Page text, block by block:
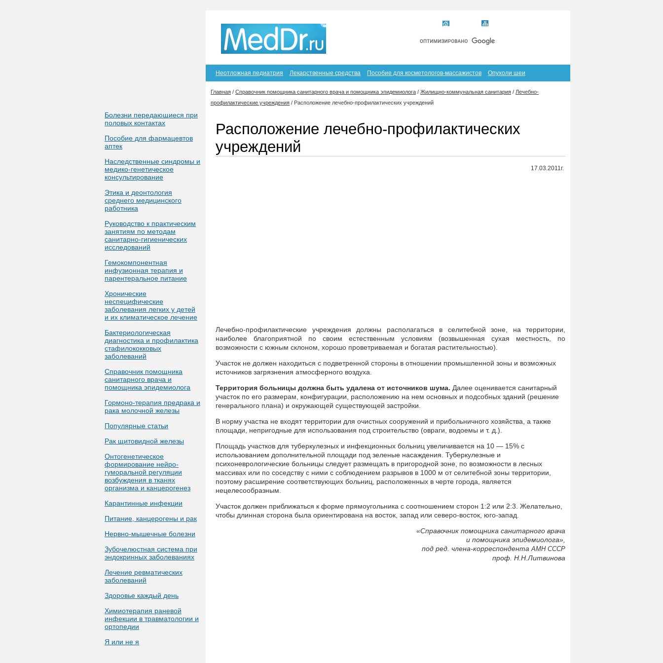
Болезни передающиеся при
половых контактах
Пособие для фармацевтов
аптек
Наследственные синдромы и
медико-генетическое
консультирование
Этика и деонтология
среднего медицинского
работника
Руководство к практическим
занятиям по методам
санитарно-гигиенических
исследований
Гемокомпонентная
инфузионная терапия и
парентеральное питание
Хронические
неспецифические
заболевания легких у детей
и их климатическое лечение
Бактериологическая
диагностика и профилактика
стафилококковых
заболеваний
Справочник помощника
санитарного врача и
помощника эпидемиолога
Гормоно-терапия предрака и
рака молочной железы
Популярные статьи
Рак щитовидной железы
Онтогенетическое
формирование нейро-
гуморальной регуляции
возбуждения в тканях
организма и канцерогенез
Карантинные инфекции
Питание, канцерогены и рак
Нервно-мышечные болезни
Зубочелюстная система при
эндокринных заболеваниях
Лечение ревматических
заболеваний
Здоровье каждый день
Химиотерапия раневой
инфекции в травматологии и
ортопедии
Я или не я
Неотложная педиатрия Лекарственные средства Пособие для косметологов-массажистов Опухоли шеи
Главная / Справочник помощника санитарного врача и помощника эпидемиолога / Жилищно-коммунальная санитария / Лечебно-
профилактические учреждения / Расположение лечебно-профилактических учреждений
Расположение лечебно-профилактических
учреждений
17.03.2011г.
Лечебно-профилактические учреждения должны располагаться в селитебной зоне, на территории,
наиболее благоприятной по своим естественным условиям (возвышенная сухая местность, по
возможности с южным склоном, хорошо проветриваемая и богатая растительностью).
Участок не должен находиться с подветренной стороны в отношении промышленной зоны и возможных
источников загрязнения атмосферного воздуха.
Территория больницы должна быть удалена от источников шума. Далее оценивается санитарный
участок по его размерам, конфигурации, расположению на нем основных и подсобных зданий (решение
генерального плана) и окружающей существующей застройки.
В норму участка не входят территории для очистных сооружений и прибольничного хозяйства, а также
площади, непригодные для использования под строительство (овраги, водоемы и т. д.).
Площадь участков для туберкулезных и инфекционных больниц увеличивается на 10 — 15% с
использованием дополнительной площади под зеленые насаждения. Туберкулезные и
психоневрологические больницы следует размещать в пригородной зоне, по возможности в лесных
массивах или по соседству с ними с соблюдением разрывов в 1000 м от селитебной зоны территории,
поэтому расширение соответствующих больниц, расположенных в черте города, является
нецелесообразным.
Участок должен приближаться к форме прямоугольника с соотношением сторон 1:2 или 2:3. Желательно,
чтобы длинная сторона была ориентирована на восток, запад или северо-восток, юго-запад.
«Справочник помощника санитарного врача
и помощника эпидемиолога»,
под ред. члена-корреспондента АМН СССР
проф. Н.Н.Литвинова